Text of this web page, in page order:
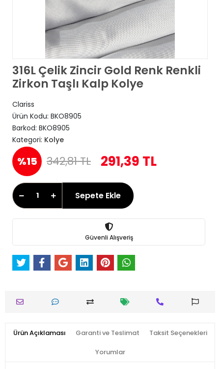
316L Çelik Zincir Gold Renk Renkli
Zirkon Taşlı Kalp Kolye
Clariss
Ürün Kodu: BKO8905
Barkod: BKO8905
Kategori: Kolye
%15 342,81 TL 291,39 TL
Sepete Ekle
Güvenli Alışveriş
Ürün Açıklaması Garanti ve Teslimat Taksit Seçenekleri
Yorumlar